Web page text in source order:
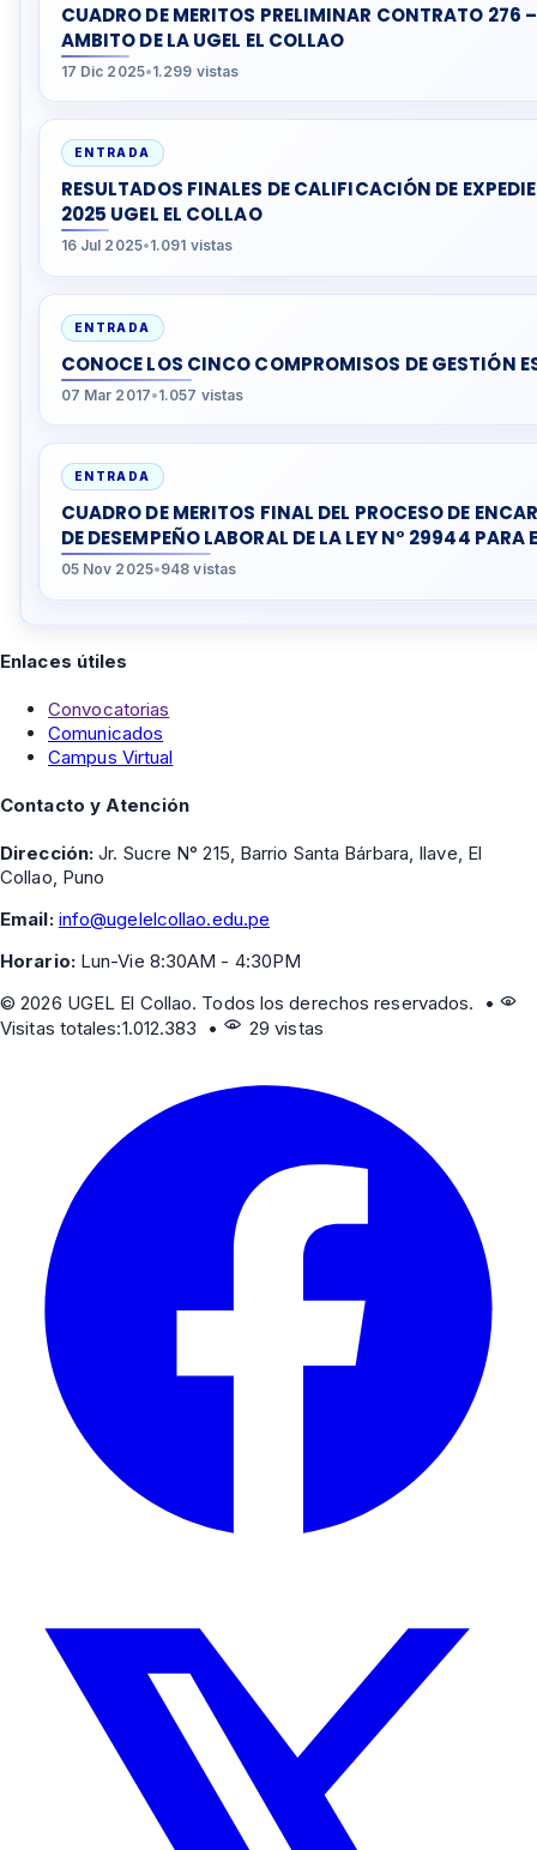
CUADRO DE MERITOS PRELIMINAR CONTRATO 276
AMBITO DE LA UGEL EL COLLAO
17 Dic 2025•1.299 vistas
ENTRADA
RESULTADOS FINALES DE CALIFICACIÓN DE
2025 UGEL EL COLLAO
16 Jul 2025•1.091 vistas
ENTRADA
CONOCE LOS CINCO COMPROMISOS DE GESTIÓN
07 Mar 2017•1.057 vistas
ENTRADA
CUADRO DE MERITOS FINAL DEL PROCESO DE
DE DESEMPEÑO LABORAL DE LA LEY N° 29944 PARA
05 Nov 2025•948 vistas
Enlaces útiles
Convocatorias
Comunicados
Campus Virtual
Contacto y Atención
Dirección: Jr. Sucre N° 215, Barrio Santa Bárbara, Ilave, El
Collao, Puno
Email: info@ugelelcollao.edu.pe
Horario:Lun-Vie 8:30AM - 4:30PM
©2026 UGEL El Collao. Todos los derechos reservados. •
Visitas totales:1.012.383 • 29 vistas